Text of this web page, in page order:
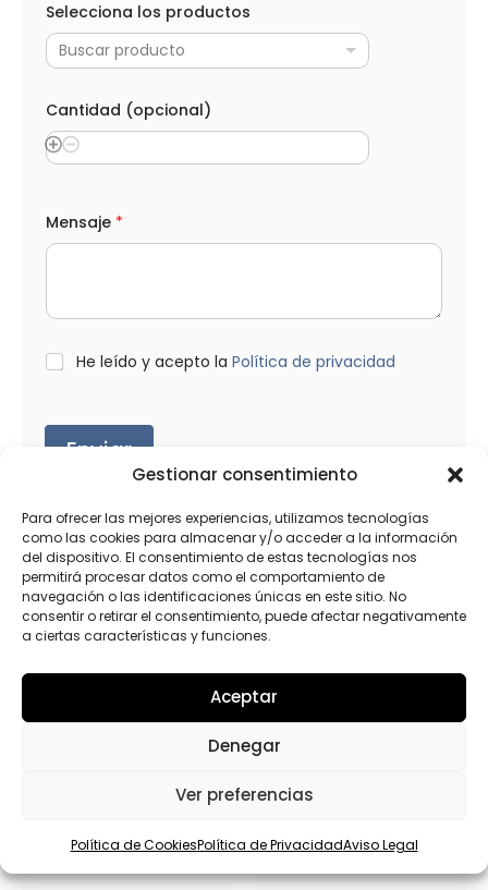
Gestionar consentimiento
Para ofrecer las mejores experiencias, utilizamos tecnologías
como las cookies para almacenar y/o acceder a la información
del dispositivo. El consentimiento de estas tecnologías nos
permitirá procesar datos como el comportamiento de
navegación o las identificaciones únicas en este sitio. No
consentir o retirar el consentimiento, puede afectar negativamente
a ciertas características y funciones.
Aceptar
Denegar
Ver preferencias
Política de CookiesPolítica de PrivacidadAviso Legal
Selecciona los productos
Buscar producto
Cantidad (opcional)
r
o
t
s
C
t
i
S
e
l
e
c
c
i
n
Mensaje *
L
*
He leído y acepto la Política de privacidad
Enviar
Productos relacionados